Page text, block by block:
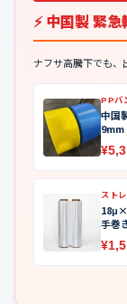
⚡ 中国製 緊
ナフサ高騰下でも、
PPバ
中国
9mm
スト
手巻